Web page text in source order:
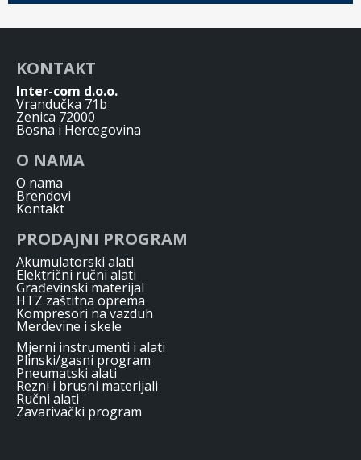
KONTAKT
Inter-com d.o.o.
Vrandučka 71b
Zenica 72000
Bosna i Hercegovina
O NAMA
O nama
Brendovi
Kontakt
PRODAJNI PROGRAM
Akumulatorski alati
Električni ručni alati
Građevinski materijal
HTZ zaštitna oprema
Kompresori na vazduh
Merdevine i skele
Mjerni instrumenti i alati
Plinski/gasni program
Pneumatski alati
Rezni i brusni materijali
Ručni alati
Zavarivački program